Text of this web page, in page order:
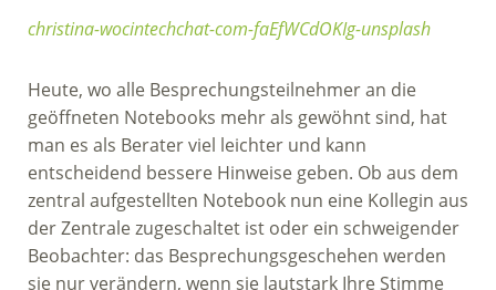
christina-wocintechchat-com-faEfWCdOKIg-unsplash
Heute, wo alle Besprechungsteilnehmer an die
geöffneten Notebooks mehr als gewöhnt sind, hat
man es als Berater viel leichter und kann
entscheidend bessere Hinweise geben. Ob aus dem
zentral aufgestellten Notebook nun eine Kollegin aus
der Zentrale zugeschaltet ist oder ein schweigender
Beobachter: das Besprechungsgeschehen werden
sie nur verändern, wenn sie lautstark Ihre Stimme